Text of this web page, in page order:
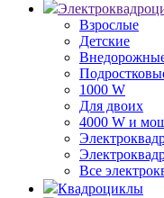
Взрослые
Детские
1000 W
Для двоих
4000 W и
Все
Квадроциклы